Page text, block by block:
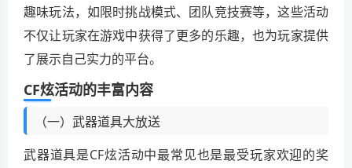
趣味玩法，如限时挑战模式、团队竞技赛等，这些活动
不仅让玩家在游戏中获得了更多的乐趣，也为玩家提供
了展示自己实力的平台。
CF炫活动的丰富内容
（一）武器道具大放送
武器道具是CF炫活动中最常见也是最受玩家欢迎的奖